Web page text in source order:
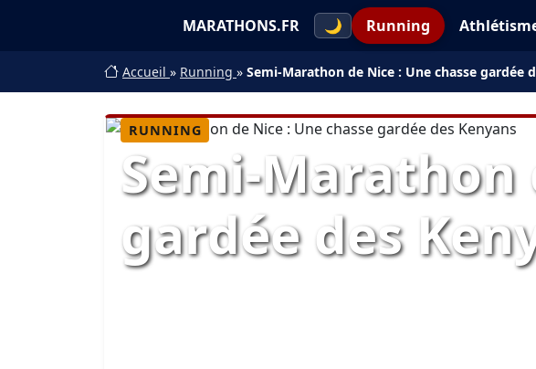
MARATHONS.FR 🌙 Running
Accueil » Running » Semi-Marathon de Nice : Une chasse gardée
RUNNING
Semi-Marathon
gardée des